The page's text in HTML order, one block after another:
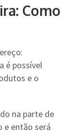
Como
é possível
e o
na parte de
e então será